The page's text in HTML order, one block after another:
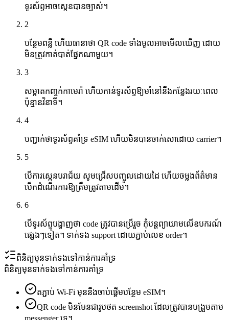
ទូរស័ព្ទអាចស្កេនបានច្បាស់។
2
បន្ថែមពន្លឺ ហើយធានាថា QR code ទាំងមូលអាចមើលឃើញ ដោយ
មិនត្រូវកាត់បាត់ផ្នែកណាមួយ។
3
សម្អាតកញ្ចក់កាមេរ៉ា ហើយកាន់ទូរស័ព្ទឱ្យមាំនៅនឹងកន្លែងរយៈពេល
ប៉ុន្មានវិនាទី។
4
បញ្ជាក់ថាទូរស័ព្ទគាំទ្រ eSIM ហើយមិនបានចាក់សោដោយ carrier។
5
បើការស្កេនបរាជ័យ សូមជ្រើសបញ្ចូលដោយដៃ ហើយចម្លងព័ត៌មាន
បើកដំណើរការឱ្យត្រឹមត្រូវតាមដើម។
6
បើទូរស័ព្ទបង្ហាញថា code ត្រូវបានប្រើរួច កុំបន្តព្យាយាមលើឧបករណ៍
ផ្សេងៗទៀត។ ទាក់ទង support ដោយភ្ជាប់លេខ order។
ពិនិត្យមុនទាក់ទងទៅកាន់ការគាំទ្រ
ពិនិត្យមុនទាក់ទងទៅកាន់ការគាំទ្រ
តភ្ជាប់ Wi-Fi មុននឹងចាប់ផ្តើមបន្ថែម eSIM។
QR code មិនមែនជារូបថត screenshot ដែលត្រូវបានបង្រួមតាម
messenger ទេ។